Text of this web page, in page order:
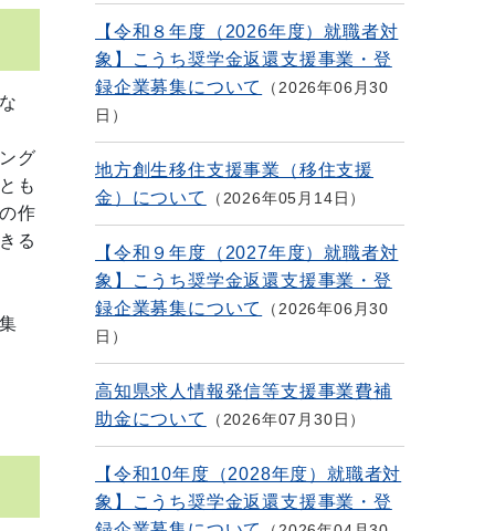
グ
も
作
る
【令和８年度（2026年度）就職者対
象】こうち奨学金返還支援事業・登
録企業募集について
2026年06月30
日
地方創生移住支援事業（移住支援
金）について
2026年05月14日
【令和９年度（2027年度）就職者対
象】こうち奨学金返還支援事業・登
録企業募集について
2026年06月30
日
高知県求人情報発信等支援事業費補
助金について
2026年07月30日
【令和10年度（2028年度）就職者対
象】こうち奨学金返還支援事業・登